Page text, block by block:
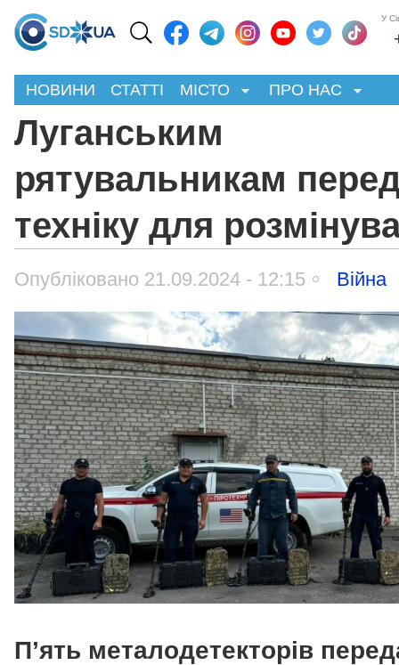
У
НОВИНИ СТАТТІ МІСТО ПРО НАС
Луганським
рятувальникам
техніку для
Опубліковано 21.09.2024 - 12:15 Війна
П’ять металодетекторів